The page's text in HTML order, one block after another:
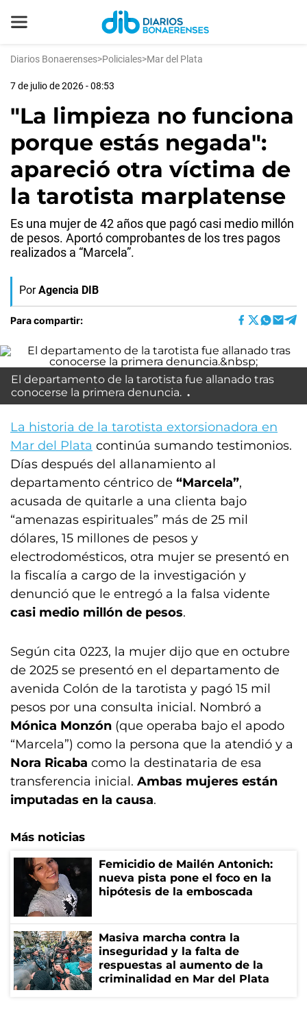
Diarios Bonaerenses>Policiales>Mar del Plata
7 de julio de 2026 - 08:53
"La limpieza no funciona
porque estás negada":
apareció otra víctima de
la tarotista marplatense
Es una mujer de 42 años que pagó casi medio millón
de pesos. Aportó comprobantes de los tres pagos
realizados a “Marcela”.
Por Agencia DIB
Para compartir:
El departamento de la tarotista fue allanado tras
conocerse la primera denuncia.
La historia de la tarotista extorsionadora en
Mar del Plata continúa sumando testimonios.
Días después del allanamiento al
departamento céntrico de “Marcela”,
acusada de quitarle a una clienta bajo
“amenazas espirituales” más de 25 mil
dólares, 15 millones de pesos y
electrodomésticos, otra mujer se presentó en
la fiscalía a cargo de la investigación y
denunció que le entregó a la falsa vidente
casi medio millón de pesos.
Según cita 0223, la mujer dijo que en octubre
de 2025 se presentó en el departamento de
avenida Colón de la tarotista y pagó 15 mil
pesos por una consulta inicial. Nombró a
Mónica Monzón (que operaba bajo el apodo
“Marcela”) como la persona que la atendió y a
Nora Ricaba como la destinataria de esa
transferencia inicial. Ambas mujeres están
imputadas en la causa.
Más noticias
Femicidio de Mailén Antonich:
nueva pista pone el foco en la
hipótesis de la emboscada
Masiva marcha contra la
inseguridad y la falta de
respuestas al aumento de la
criminalidad en Mar del Plata